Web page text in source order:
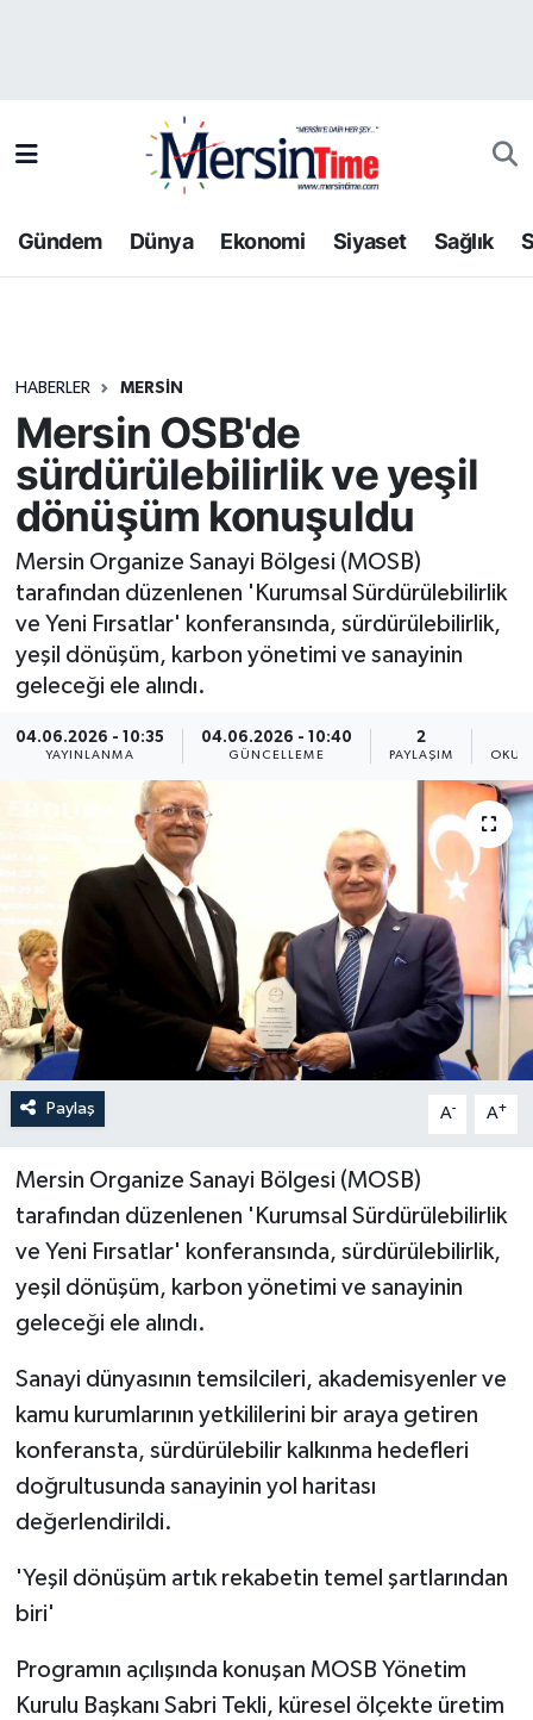
Gündem Dünya Ekonomi Siyaset Sağlık
HABERLER MERSIN
Mersin OSB'de
sürdürülebilirlik ve yeşil
dönüşüm konuşuldu
Mersin Organize Sanayi Bölgesi (MOSB)
tarafından düzenlenen 'Kurumsal Sürdürülebilirlik
ve Yeni Fırsatlar' konferansında, sürdürülebilirlik,
yeşil dönüşüm, karbon yönetimi ve sanayinin
geleceği ele alındı.
04.06.2026 - 10:35
YAYINLANMA
04.06.2026 - 10:40
GÜNCELLEME
2
PAYLAŞIM
Paylaş A- A+
Mersin Organize Sanayi Bölgesi (MOSB)
tarafından düzenlenen 'Kurumsal Sürdürülebilirlik
ve Yeni Fırsatlar' konferansında, sürdürülebilirlik,
yeşil dönüşüm, karbon yönetimi ve sanayinin
geleceği ele alındı.
Sanayi dünyasının temsilcileri, akademisyenler ve
kamu kurumlarının yetkililerini bir araya getiren
konferansta, sürdürülebilir kalkınma hedefleri
doğrultusunda sanayinin yol haritası
değerlendirildi.
'Yeşil dönüşüm artık rekabetin temel şartlarından
biri'
Programın açılışında konuşan MOSB Yönetim
Kurulu Başkanı Sabri Tekli, küresel ölçekte üretim
Bilim-Teknoloji
Dünya
Ekonomi
Gündem
Kültür-Sanat
Resmi İlan
Sağlık
Siyaset
Spor
Trafik Durumu
Tüm Manşetler
Haber Arşivi